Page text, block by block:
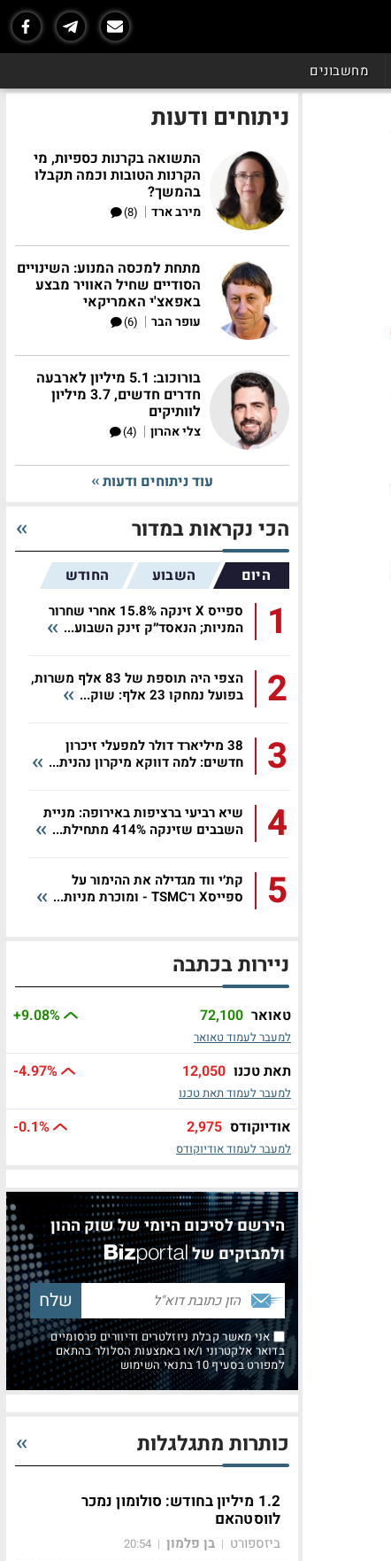
מחשבונים
ניתוחים ודעות
התשואה בקרנות כספיות, מי
הקרנות הטובות וכמה תקבלו
בהמשך?
מירב ארד |
(8)
מתחת למכסה המנוע: השינויים
הסודיים שחיל האוויר מבצע
באפאצ'י האמריקאי
עופר הבר |
(6)
בורוכוב: 5.1 מיליון לארבעה
חדרים חדשים, 3.7 מיליון
לוותיקים
צלי אהרון |
(4)
עוד ניתוחים ודעות
הכי נקראות במדור
היום השבוע החודש
1
ספייס X זינקה 15.8% אחרי שחרור
המניות; הנאסד״ק זינק השבוע...
2
הצפי היה תוספת של 83 אלף משרות,
בפועל נמחקו 23 אלף: שוק...
3
38 מיליארד דולר למפעלי זיכרון
חדשים: למה דווקא מיקרון נהנית...
4
שיא רביעי ברציפות באירופה: מניית
השבבים שזינקה 414% מתחילת...
5
קת׳י ווד מגדילה את ההימור על
ספייסX ו־TSMC - ומוכרת מניות...
ניירות בכתבה
טאואר 72,100
+9.08%
למעבר לעמוד טאואר
תאת טכנו 12,050
-4.97%
למעבר לעמוד תאת טכנו
אודיוקודס 2,975
-0.1%
למעבר לעמוד אודיוקודס
הירשם לסיכום היומי של שוק ההון
ולמבזקים של
אני מאשר קבלת ניוזלטרים ודיוורים פרסומיים
בדואר אלקטרוני ו/או באמצעות הסלולר בהתאם
למפורט בסעיף 10 בתנאי השימוש
כותרות מתגלגלות
1.2 מיליון בחודש: סולומון נמכר
לווסטהאם
ביזספורט | בן פלמון |
20:54